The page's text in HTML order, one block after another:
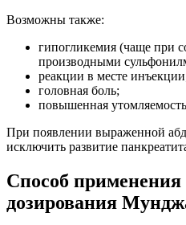
Возможны также:
гипогликемия (чаще при
производными
реакции в месте
головная боль;
повышенная
При появлении выраженной
исключить развитие
Способ
дозирования